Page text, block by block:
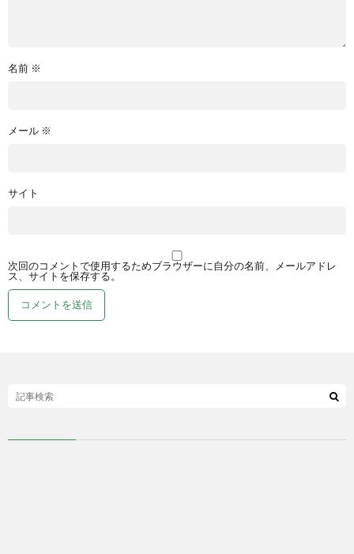
名前 ※
メール ※
サイト
次回のコメントで使用するためブラウザーに自分の名前、メールアドレ
ス、サイトを保存する。